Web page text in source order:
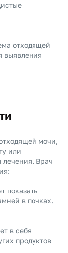
отходящей
выявления
мочи,
или
лечения. Врач
показать
в почках.
в себя
продуктов